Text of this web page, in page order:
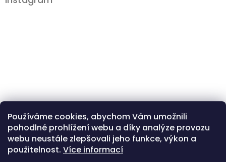
Používáme cookies, abychom Vám umožnili
pohodlné prohlížení webu a díky analýze provozu
webu neustále zlepšovali jeho funkce, výkon a
použitelnost. Více informací
Sledovat na Instagramu